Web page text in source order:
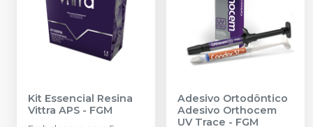
Kit Essencial Resina
Vittra APS - FGM
Adesivo Ortodôntico
Adesivo Orthocem
UV Trace - FGM